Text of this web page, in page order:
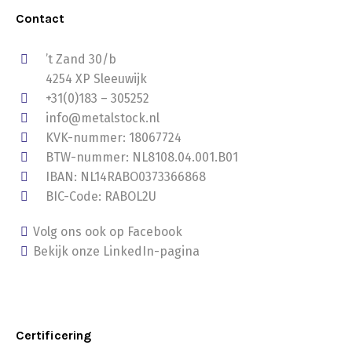
Contact
’t Zand 30/b
4254 XP Sleeuwijk
+31(0)183 – 305252
info@metalstock.nl
KVK-nummer: 18067724
BTW-nummer: NL8108.04.001.B01
IBAN: NL14RABO0373366868
BIC-Code: RABOL2U
Volg ons ook op Facebook
Bekijk onze LinkedIn-pagina
Certificering